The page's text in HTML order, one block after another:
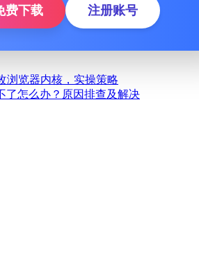
费下载 注册账号
浏览器内核，实操策略
了怎么办？原因排查及解决